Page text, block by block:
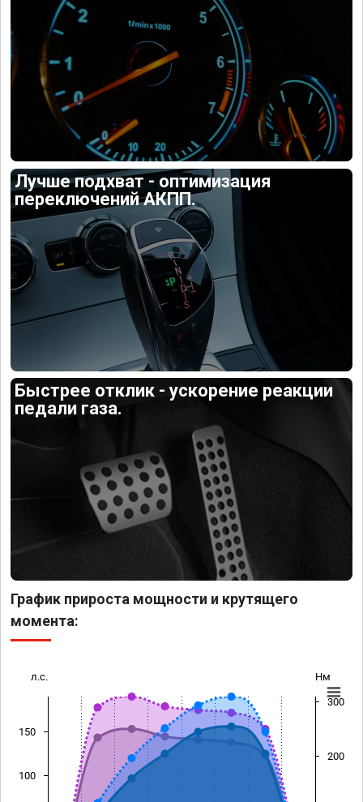
Лучше подхват - оптимизация
переключений АКПП.
Быстрее отклик - ускорение реакции
педали газа.
График прироста мощности и крутящего
момента:
л.с. Нм
100
150
200
300